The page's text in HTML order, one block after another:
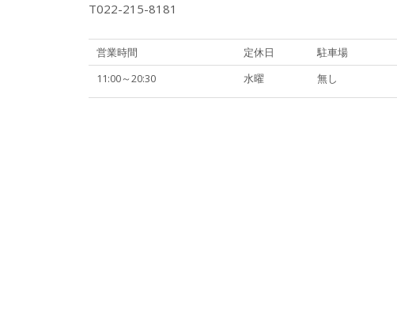
T022-215-8181
営業時間 定休日 駐車場
11:00～20:30
水曜 無し